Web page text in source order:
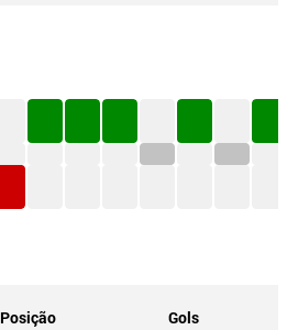
Posição Gols